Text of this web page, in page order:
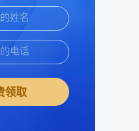
领取